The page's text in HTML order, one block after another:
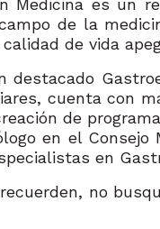
Medicina es un
de la
de vida
destacado
cuenta con
de
en el
en
no